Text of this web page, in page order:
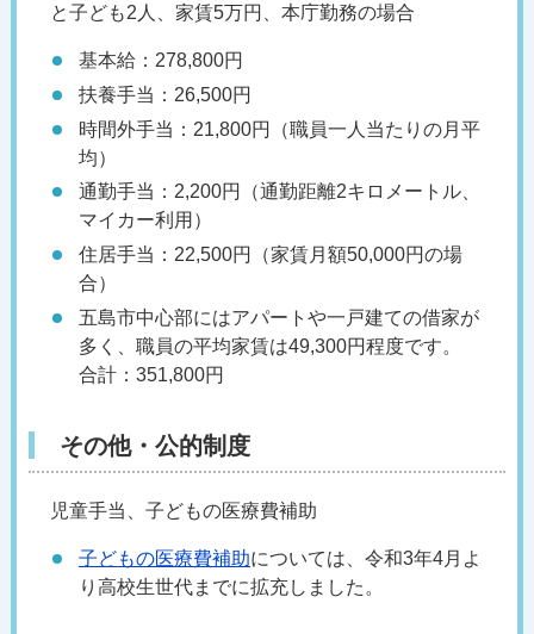
と子ども2人、家賃5万円、本庁勤務の場合
基本給：278,800円
扶養手当：26,500円
時間外手当：21,800円（職員一人当たりの月平
均）
通勤手当：2,200円（通勤距離2キロメートル、
マイカー利用）
住居手当：22,500円（家賃月額50,000円の場
合）
五島市中心部にはアパートや一戸建ての借家が
多く、職員の平均家賃は49,300円程度です。
合計：351,800円
その他・公的制度
児童手当、子どもの医療費補助
子どもの医療費補助については、令和3年4月よ
り高校生世代までに拡充しました。